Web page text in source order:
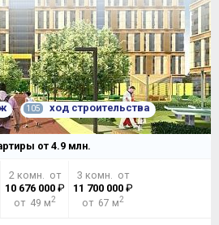
105 ход строительства
от4.9 млн.
2 комн. от
10 676 000₽
от 49 м2
3 комн. от
11 700 000 ₽
от 67 м2